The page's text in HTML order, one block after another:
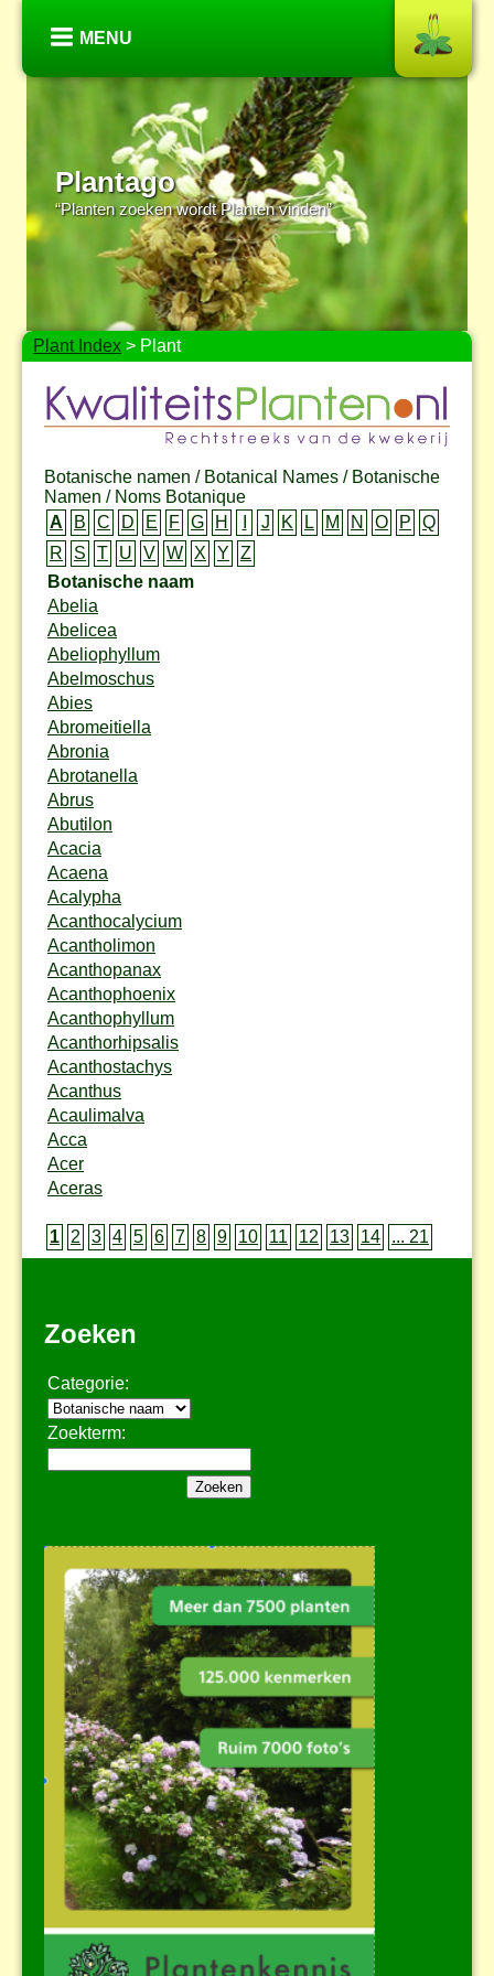
MENU
Plantago
“Planten zoeken wordt Planten vinden”
Plant Index > Plant
Botanische namen / Botanical Names / Botanische
Namen / Noms Botanique
A
B C D E F G H J K L M N O P
Q
R
S T U V W X Y
Z
Botanische naam
Abelia
Abelicea
Abeliophyllum
Abelmoschus
Abies
Abromeitiella
Abronia
Abrotanella
Abrus
Abutilon
Acacia
Acaena
Acalypha
Acanthocalycium
Acantholimon
Acanthopanax
Acanthophoenix
Acanthophyllum
Acanthorhipsalis
Acanthostachys
Acanthus
Acaulimalva
Acca
Acer
Aceras
1 2 3 4 5 6 7 8 9 10 11 12 13 14 ... 21
Zoeken
Categorie:
Zoekterm: